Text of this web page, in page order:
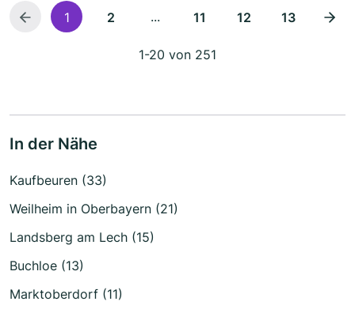
1 2 ... 11 12 13
1-20 von 251
In der Nähe
Kaufbeuren (33)
Weilheim in Oberbayern (21)
Landsberg am Lech (15)
Buchloe (13)
Marktoberdorf (11)